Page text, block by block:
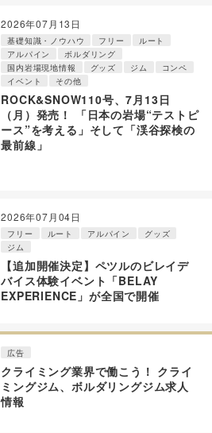
2026年07月13日
基礎知識・ノウハウ フリー
ルート
アルパイン
ボルダリング
国内岩場現地情報
グッズ ジム
コンペ
イベント
その他
ROCK&SNOW110号、7月13日
（月）発売！ 「日本の岩場“テストピ
ース”を考える」そして「渓谷探検の
最前線」
2026年07月04日
フリー ルート アルパイン
グッズ
ジム
【追加開催決定】ペツルのビレイデ
バイス体験イベント「BELAY
EXPERIENCE」が全国で開催
広告
クライミング業界で働こう！ クライ
ミングジム、ボルダリングジム求人
情報